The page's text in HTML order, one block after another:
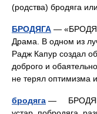
(родства) бродяга
БРОДЯГА —
Драма. В одном из
Радж Капур создал
доброго и
не терял
бродяга — БРОДЯГА,